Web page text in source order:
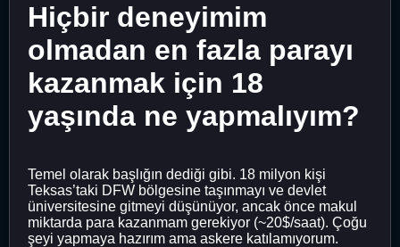
Hiçbir deneyimim
olmadan en fazla parayı
kazanmak için 18
yaşında ne yapmalıyım?
Temel olarak başlığın dediği gibi. 18 milyon kişi
Teksas’taki DFW bölgesine taşınmayı ve devlet
üniversitesine gitmeyi düşünüyor, ancak önce makul
miktarda para kazanmam gerekiyor (~20$/saat). Çoğu
şeyi yapmaya hazırım ama askere katılamıyorum.